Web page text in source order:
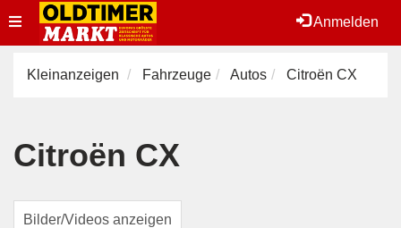
Anmelden
Toggle
navigation
Kleinanzeigen Fahrzeuge Autos Citroën CX
Citroën CX
Bilder/Videos anzeigen